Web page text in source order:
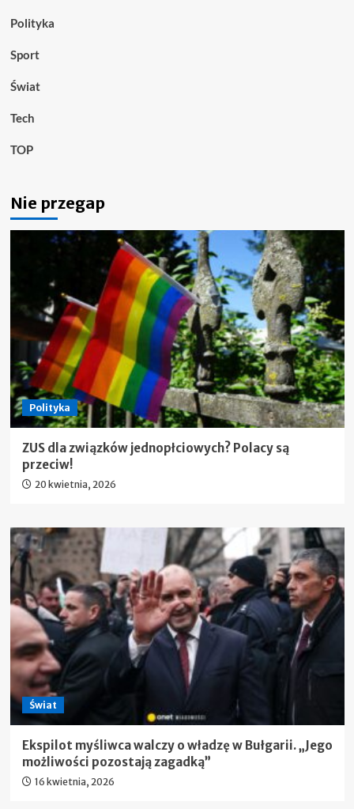
Polityka
Sport
Świat
Tech
TOP
Nie przegap
Polityka
ZUS dla związków jednopłciowych? Polacy są
przeciw!
20 kwietnia, 2026
Świat
Ekspilot myśliwca walczy o władzę w Bułgarii. „Jego
możliwości pozostają zagadką”
16 kwietnia, 2026